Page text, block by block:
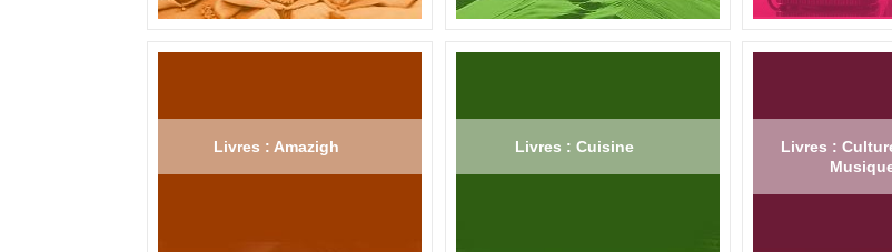
Livres : Amazigh Livres : Cuisine
Livres :